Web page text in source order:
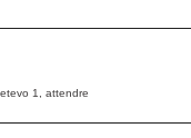
1, attendre